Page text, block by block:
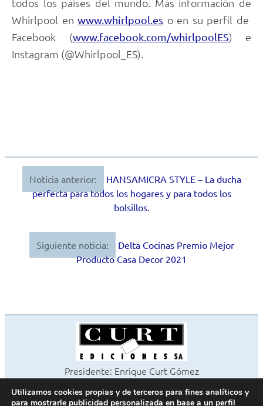
todos los países del mundo. Más información de
Whirlpool enwww.whirlpool.es o en su perfil de
Facebook (www.facebook.com/whirlpoolES) e
Instagram (@Whirlpool_ES).
Navegación
Noticia anterior:
HANSAMICRA STYLE – La ducha
perfecta para todos los hogares y para todos los
bolsillos.
Siguiente noticia:
Delta Cocinas Premio Mejor
Producto Casa Decor 2021
Presidente: Enrique Curt Gómez
©2026 Revista Cocinas y Baños
Utilizamos cookies propias y de terceros para fines analíticos y
para mostrarle publicidad personalizada en base a un perfil